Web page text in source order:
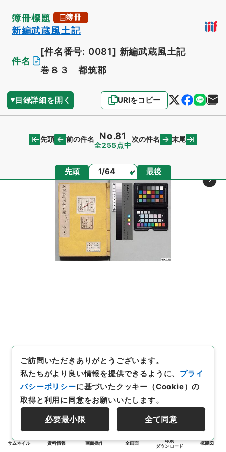
簿冊標題 簿冊
新編武蔵風土記
件名
[件名番号: 0081] 新編武蔵風土記
巻８３ 都筑郡
目録詳細を開く URIをコピー
先頭 前の件名 No.81
全255点中
次の件名 末尾
先頭 ページ 最後
サムネイル 資料情報 画面操作 全画面
印刷
ダウンロード
概観図
ご訪問いただきありがとうございます。
私たちがより良い情報を提供できるように、 プライ
バシーポリシーに基づいたクッキー（Cookie）の
取得と利用に同意をお願いいたします。
必要最小限 全て同意